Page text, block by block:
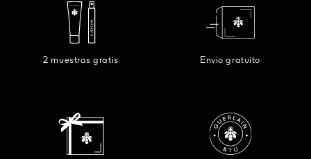
2 muestras gratis Envio gratuito